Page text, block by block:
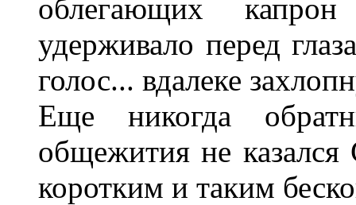
облегающих
удерживало перед
голос... вдалеке
Еще никогда
общежития не
коротким и таким